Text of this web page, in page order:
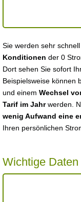
Sie werden sehr
Konditionen der 0
Dort sehen Sie sofort
Beispielsweise können
und einem Wechsel
Tarif im Jahrwerden.
wenig Aufwand eine
Ihren persönlichen
Wichtige